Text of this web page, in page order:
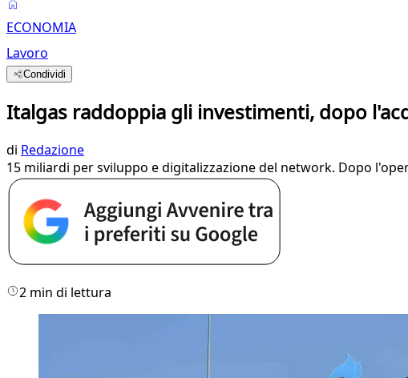
ECONOMIA
Lavoro
Condividi
Italgas raddoppia gli investimenti, dopo
di Redazione
15 miliardi per sviluppo e digitalizzazione del network. Dopo
2 min di lettura